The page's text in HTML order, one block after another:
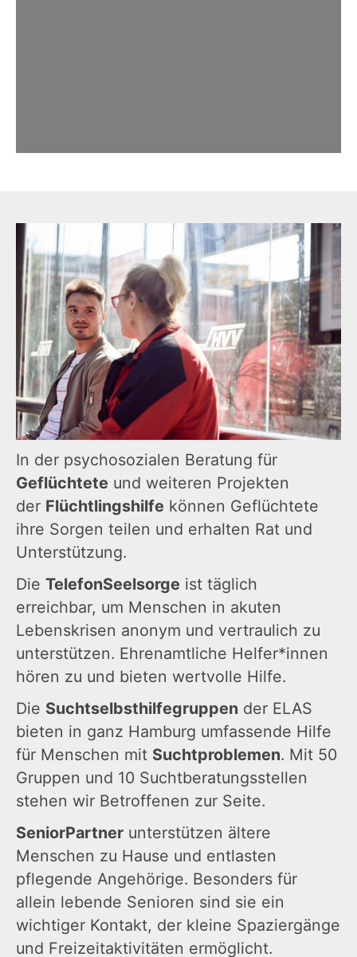
In der psychosozialen Beratung für
Geflüchtete und weiteren Projekten
der Flüchtlingshilfe können Geflüchtete
ihre Sorgen teilen und erhalten Rat und
Unterstützung.
Die TelefonSeelsorge ist täglich
erreichbar, um Menschen in akuten
Lebenskrisen anonym und vertraulich zu
unterstützen. Ehrenamtliche Helfer*innen
hören zu und bieten wertvolle Hilfe.
Die Suchtselbsthilfegruppen der ELAS
bieten in ganz Hamburg umfassende Hilfe
für Menschen mit Suchtproblemen. Mit 50
Gruppen und 10 Suchtberatungsstellen
stehen wir Betroffenen zur Seite.
SeniorPartner unterstützen ältere
Menschen zu Hause und entlasten
pflegende Angehörige. Besonders für
allein lebende Senioren sind sie ein
wichtiger Kontakt, der kleine Spaziergänge
und Freizeitaktivitäten ermöglicht.